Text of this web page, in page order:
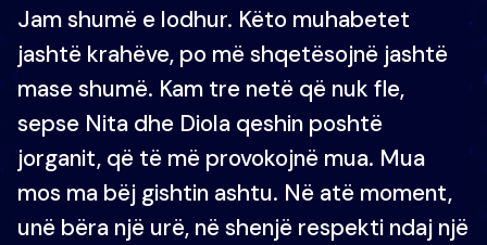
Jam shumë e lodhur. Këto muhabetet
jashtë krahëve, po më shqetësojnë jashtë
mase shumë. Kam tre netë që nuk fle,
sepse Nita dhe Diola qeshin poshtë
jorganit, që të më provokojnë mua. Mua
mos ma bëj gishtin ashtu. Në atë moment,
unë bëra një urë, në shenjë respekti ndaj një